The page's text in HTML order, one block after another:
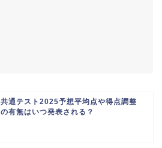
共通テスト2025予想平均点や得点調整
の有無はいつ発表される？